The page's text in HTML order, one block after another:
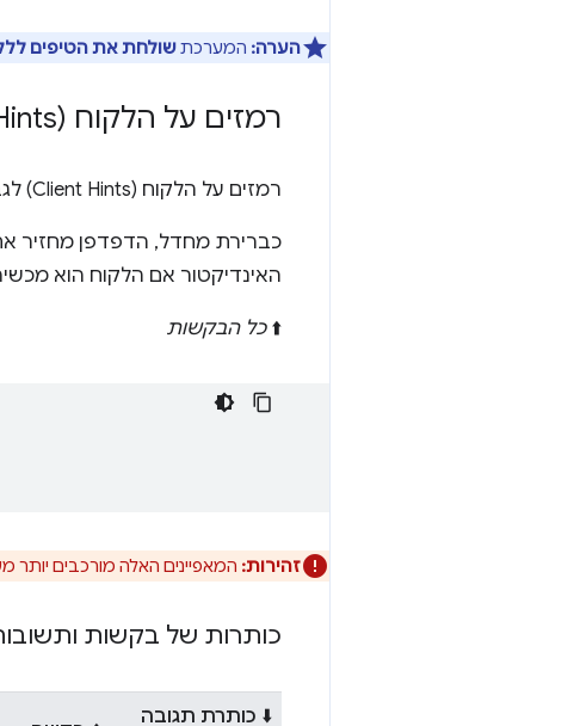
הערה: המערכתשולחת את הטיפים
רמזים על הלקוח (Client Hints) לגבי הסוכן המשתמש מ-Chromium 89
רמזים על הלקוח (Client Hints) לגבי הסוכן המשתמש מופעלים כברירת מחדל ב-Chrome מגרסה 89 ואילך.
כברירת מחדל, הדפדפן מחזיר
האינדיקטור אם הלקוח הוא
⬆️כל הבקשות
זהירות: המאפיינים האלה מורכבים יותר
כותרות של בקשות
⬇️ כותרת תגובה